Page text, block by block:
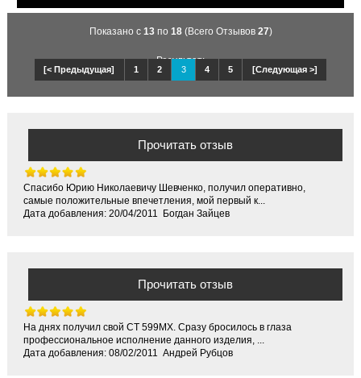
Показано с 13по 18(Всего Отзывов 27)
Результат:
[< Предыдущая] 1 2 3 4 5 [Следующая >]
Прочитать отзыв
Спасибо Юрию Николаевичу Шевченко, получил оперативно,
самые положительные впечетления, мой первый к...
Дата добавления: 20/04/2011 Богдан Зайцев
Прочитать отзыв
На днях получил свой CT 599MX. Сразу бросилось в глаза
профессиональное исполнение данного изделия, ...
Дата добавления: 08/02/2011 Андрей Рубцов